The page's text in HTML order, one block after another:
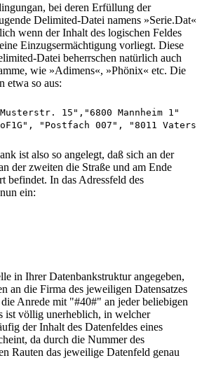
bei deren Erfüllung der
Delimited-Datei namens »Serie.Dat«
wenn der Inhalt des logischen Feldes
Einzugsermächtigung vorliegt. Diese
Datei beherrschen natürlich auch
wie »Adimens«, »Phönix« etc. Die
etwa so aus:
15","6800 Mannheim 1"
ist also so angelegt, daß sich an der
der zweiten die Straße und am Ende
befindet. In das Adressfeld des
ein:
in Ihrer Datenbankstruktur angegeben,
an die Firma des jeweiligen Datensatzes
Anrede mit "#40#" an jeder beliebigen
ist völlig unerheblich, in welcher
der Inhalt des Datenfeldes eines
da durch die Nummer des
Rauten das jeweilige Datenfeld genau